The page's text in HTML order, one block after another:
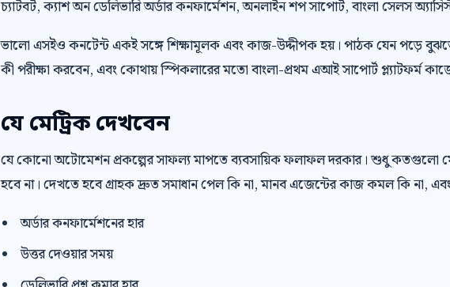
চ্যাটবট, ক্যাশ অন ডেলিভারি অর্ডার কনফার্মেশন, অনলাইন শপ সাপোর্ট, বাংলা সেলস
ভালো এসইও কনটেন্ট একই সঙ্গে শিক্ষামূলক এবং কাজ-উদ্দীপক হয়। পাঠক যেন পড়ে
কী পরীক্ষা করবেন, এবং কোথায় স্পিকলারের মতো বাংলা-প্রথম এআই সাপোর্ট প্ল্যাটফর্ম
যে মেট্রিক দেখবেন
যে কোনো অটোমেশন প্রকল্পের সাফল্য মাপতে ব্যবসায়িক ফলাফল দরকার। শুধু কতগুলো
হবে না। দেখতে হবে গ্রাহক দ্রুত সমাধান পেল কি না, মানব এজেন্টের কাজ কমল কি না,
অর্ডার কনফার্মেশনের হার
উত্তর দেওয়ার সময়